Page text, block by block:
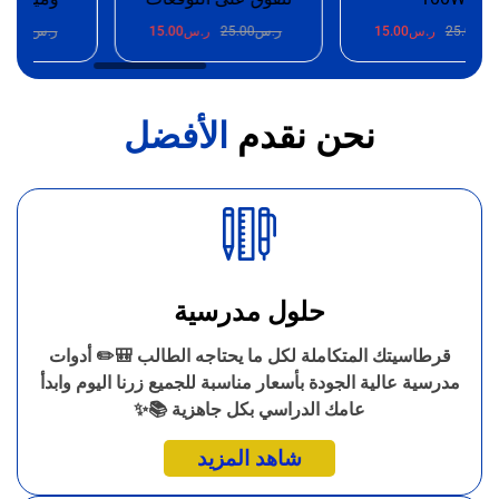
ر.س 15.00
25.00 ر.س 15.00
25.00
نحن نقدم الأفضل
حلول مدرسية
قرطاسيتك المتكاملة لكل ما يحتاجه الطالب 🎒✏️ أدوات
مدرسية عالية الجودة بأسعار مناسبة للجميع زرنا اليوم وابدأ
عامك الدراسي بكل جاهزية 📚✨
شاهد المزيد